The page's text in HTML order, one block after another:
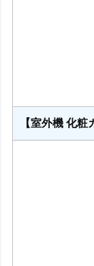
【室外機 化粧